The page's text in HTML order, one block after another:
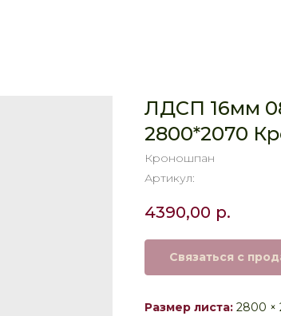
ЛДСП 16мм
2800*2070
Кроношпан
Артикул:
4390,00 р.
Связаться с
Размер листа: 2800 ×